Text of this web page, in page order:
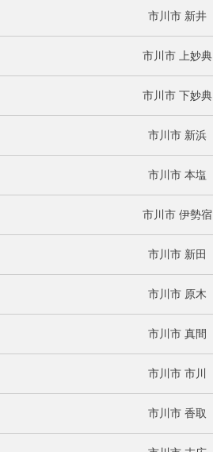
市川市 新井
市川市 上妙典
市川市 下妙典
市川市 新浜
市川市 本塩
市川市 伊勢宿
市川市 新田
市川市 原木
市川市 真間
市川市 市川
市川市 香取